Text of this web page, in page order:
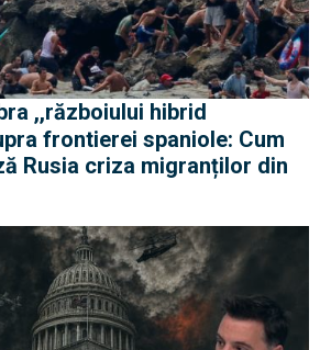
frontierei spaniole: Cum
Rusia criza migranților din